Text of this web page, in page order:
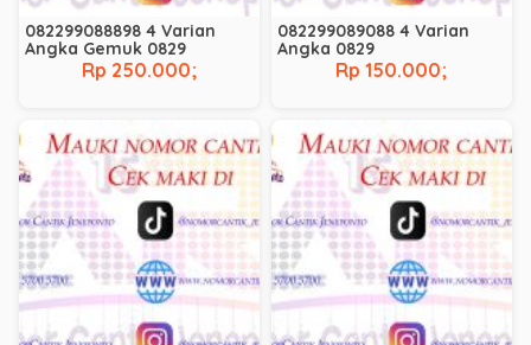
082299088898 4 Varian
Angka Gemuk 0829
Rp 250.000;
082299089088 4 Varian
Angka 0829
Rp 150.000;